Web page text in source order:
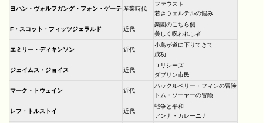
ヨハン・ヴォルフガング・フォン・ゲーテ 産業時代
ファウスト
若きウェルテルの悩み
F・スコット・フィッツジェラルド 近代
楽園のこちら側
美しく呪われし者
エミリー・ディキンソン 近代
小鳥が道に下りてきて
成功
ジェイムス・ジョイス 近代
ユリシーズ
ダブリン市民
マーク・トウェイン 近代
ハックルベリー・フィンの冒険
トム・ソーヤーの冒険
レフ・トルストイ 近代
戦争と平和
アンナ・カレーニナ